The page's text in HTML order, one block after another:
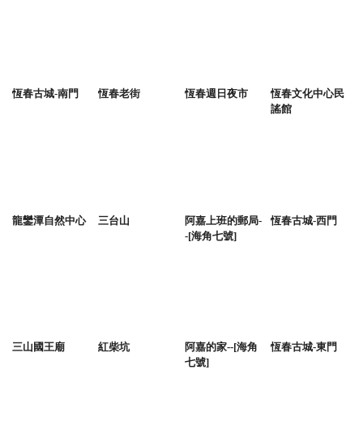
恆春古城-南門 恆春老街 恆春週日夜市
恆春文化中心民
謠館
龍鑾潭自然中心 三台山
阿嘉上班的郵局-
-[海角七號]
恆春古城-西門
三山國王廟 紅柴坑
阿嘉的家--[海角
七號]
恆春古城-東門